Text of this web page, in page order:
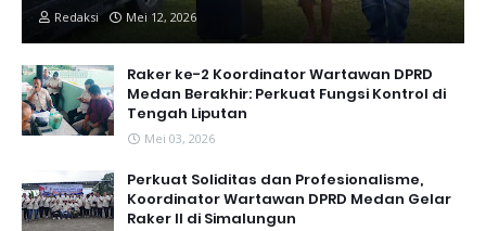
Redaksi Mei 12, 2026
Raker ke-2 Koordinator Wartawan DPRD
Medan Berakhir: Perkuat Fungsi Kontrol di
Tengah Liputan
Mei 03, 2026
Perkuat Soliditas dan Profesionalisme,
Koordinator Wartawan DPRD Medan Gelar
Raker II di Simalungun